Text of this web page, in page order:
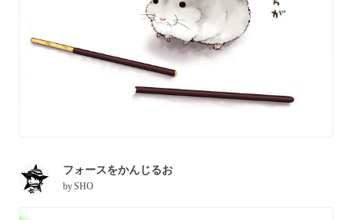
フォースをかんじるお
bySHO